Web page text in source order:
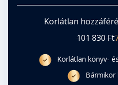
Korlátlan
101 830 Ft
Korlátlan könyv-
Bármikor